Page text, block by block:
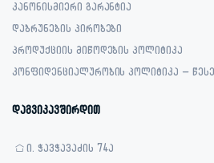
კანონისმიერი გარანტია
დაბრუნების პირობები
პროდუქციის მიწოდების პოლიტიკა
კონფიდენციალურობის პოლიტიკა –
დაგვიკავშირდით
ი. ჭავჭავაძის 74ა